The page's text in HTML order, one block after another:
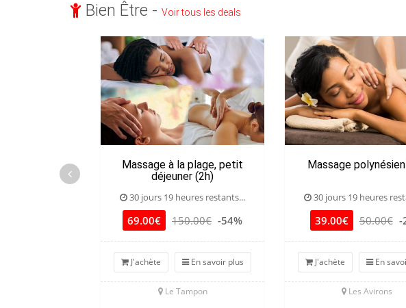
Bien Être - Voir tous les deals
Massage à la plage, petit
déjeuner (2h)
30 jours 19 heures restants...
69.00€ 150.00€ -54%
J'achète En savoir plus
Le Tampon
Massage
30 jours 19 heures
39.00€ 50.00€ -
J'achète En
Les Avirons